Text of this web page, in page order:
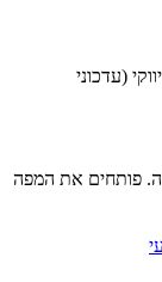
(עדכוני
פותחים את המפה